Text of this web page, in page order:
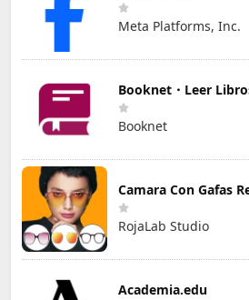
Meta Platforms, Inc.
Booknet・Leer
Booknet
Camara Con Gafas
RojaLab Studio
Academia.edu